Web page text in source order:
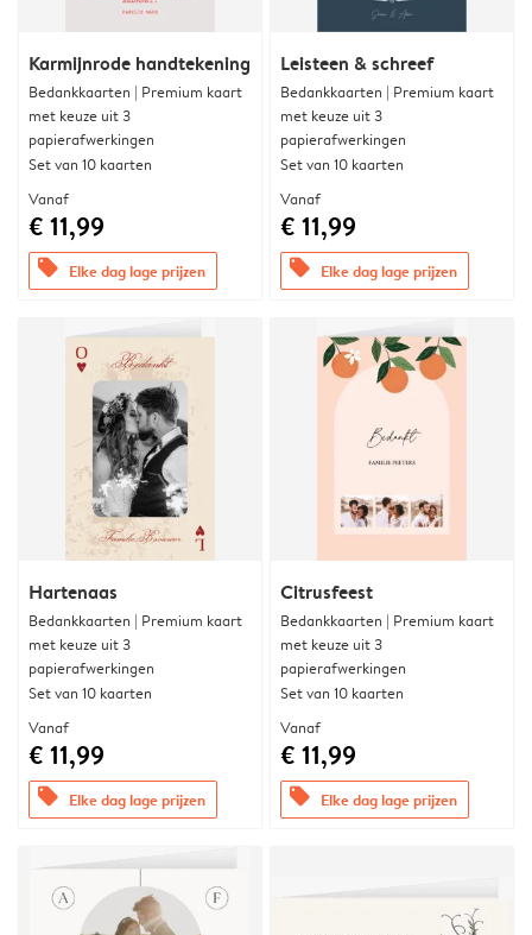
Karmijnrode handtekening
Bedankkaarten | Premium kaart
met keuze uit 3
papierafwerkingen
Set van 10 kaarten
Vanaf
€ 11,99
offers Elke dag lage prijzen
Leisteen & schreef
Bedankkaarten | Premium kaart
met keuze uit 3
papierafwerkingen
Set van 10 kaarten
Vanaf
€ 11,99
offers Elke dag lage prijzen
Hartenaas
Bedankkaarten | Premium kaart
met keuze uit 3
papierafwerkingen
Set van 10 kaarten
Vanaf
€ 11,99
offers Elke dag lage prijzen
Citrusfeest
Bedankkaarten | Premium kaart
met keuze uit 3
papierafwerkingen
Set van 10 kaarten
Vanaf
€ 11,99
offers Elke dag lage prijzen